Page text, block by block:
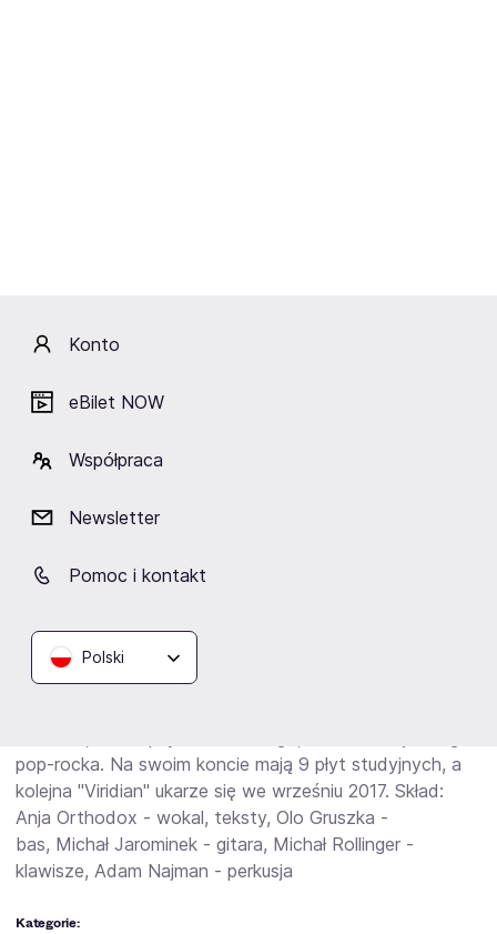
Konto
eBilet NOW
Współpraca
Newsletter
Pomoc i kontakt
Polski
roku, będący czołowym przedstawicielem w
kraju
muzyki. Liderka i współzałożycielka
rockowych, której charakterystyczny sposób śpiewania
rodzaj muzyki. Artystka znana jest także ze swoich
będących ważnym atutem grupy.
grupa zyskała miano formacji kultowej na polskiej scenie.
Muzyka Closterkellera ewoluowała od chorych,
pop-rocka. Na swoim koncie mają 9 płyt studyjnych, a
kolejna "Viridian" ukarze się we wrześniu 2017. Skład:
Anja Orthodox - wokal, teksty, Olo Gruszka -
bas, Michał Jarominek - gitara, Michał Rollinger -
klawisze, Adam Najman - perkusja
Kategorie: